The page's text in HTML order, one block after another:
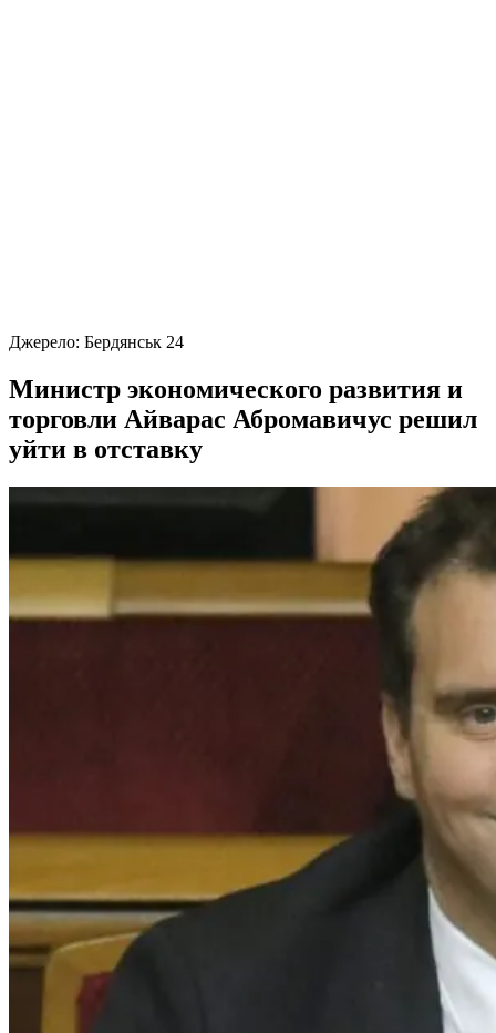
Джерело: Бердянськ 24
Министр экономического развития и
торговли Айварас Абромавичус решил
уйти в отставку